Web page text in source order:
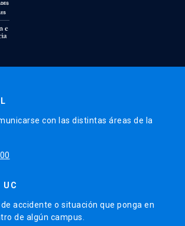
con las distintas áreas de la
UC
accidente o situación que ponga en
de algún campus.